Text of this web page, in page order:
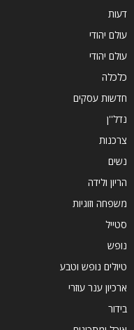
דעות
עולם יהודי
עולם יהודי
כלכלה
חדשות עסקים
נדל''ן
צרכנות
נשים
הריון ולידה
משפחה וזוגיות
סטייל
נופש
טיולים נופש וטבע
ארכיון ענר עוזרי
בידור